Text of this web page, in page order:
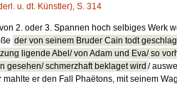
u. dt. Künstler), S. 314
2. oder 3. Spannen hoch selbiges Werk
der von seinem Bruder Cain todt
ligende Abel/ von Adam und Eva/ so
gesehen/ schmerzhaft beklaget wird /
er den Fall Phaëtons, mit seinem